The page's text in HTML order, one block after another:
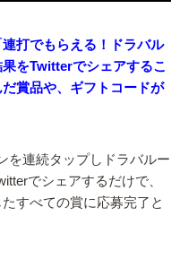
打でもらえる！ドラバル
をTwitterでシェアするこ
賞品や、ギフトコードが
を連続タップしドラバルー
でシェアするだけで、
すべての賞に応募完了と